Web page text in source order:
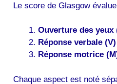
Le score de Glasgow
Ouverture des yeux
Réponse verbale (V)
Réponse motrice
Chaque aspect est noté